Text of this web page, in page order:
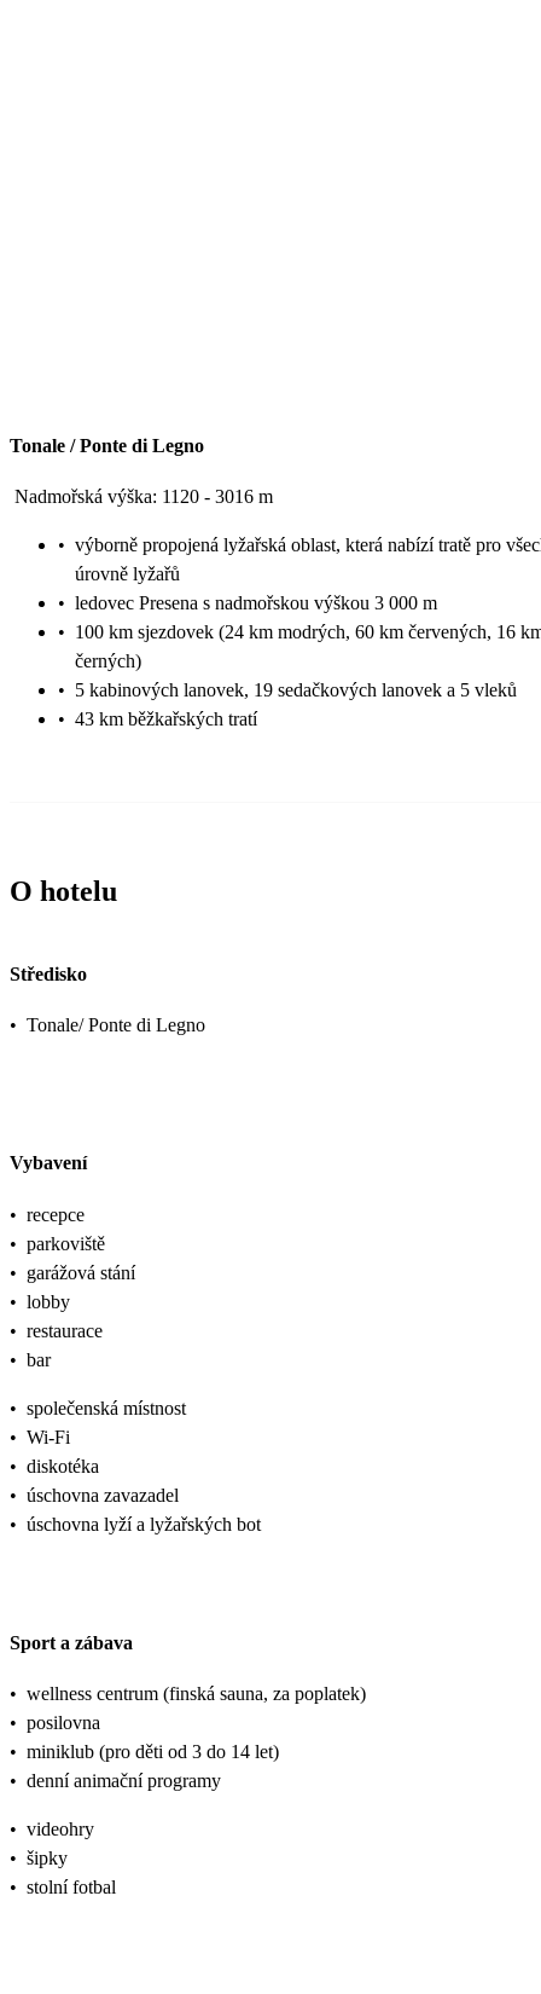
Tonale / Ponte di Legno
Nadmořská výška: 1120 - 3016 m
• výborně propojená lyžařská oblast, která nabízí tratě pro
úrovně lyžařů
• ledovec Presena s nadmořskou výškou 3 000 m
• 100 km sjezdovek (24 km modrých, 60 km červených, 16
černých)
• 5 kabinových lanovek, 19 sedačkových lanovek a 5 vleků
• 43 km běžkařských tratí
O hotelu
Středisko
• Tonale/ Ponte di Legno
Vybavení
• recepce
• parkoviště
• garážová stání
• lobby
• restaurace
• bar
• společenská místnost
• Wi-Fi
• diskotéka
• úschovna zavazadel
• úschovna lyží a lyžařských bot
Sport a zábava
• wellness centrum (finská sauna, za poplatek)
• posilovna
• miniklub (pro děti od 3 do 14 let)
• denní animační programy
• videohry
• šipky
• stolní fotbal